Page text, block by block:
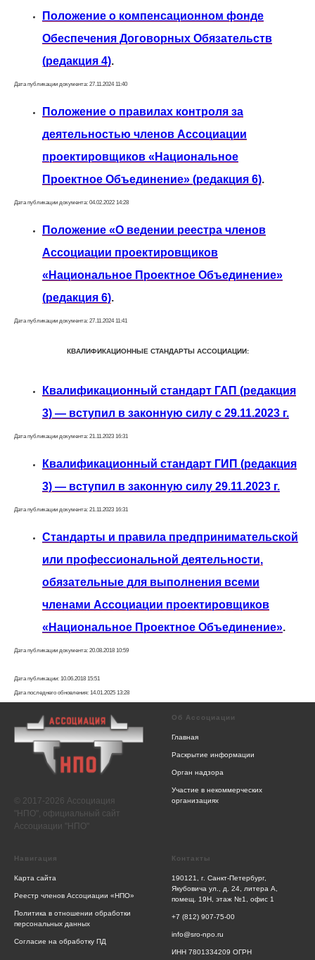
Положение о компенсационном фонде
Обеспечения Договорных Обязательств
(редакция 4).
Дата публикации документа: 27.11.2024 11:40
Положение о правилах контроля за
деятельностью членов Ассоциации
проектировщиков «Национальное
Проектное Объединение» (редакция 6).
Дата публикации документа: 04.02.2022 14:28
Положение «О ведении реестра членов
Ассоциации проектировщиков
«Национальное Проектное Объединение»
(редакция 6).
Дата публикации документа: 27.11.2024 11:41
КВАЛИФИКАЦИОННЫЕ СТАНДАРТЫ АССОЦИАЦИИ:
Квалификационный стандарт ГАП (редакция
3) — вступил в законную силу с 29.11.2023 г.
Дата публикации документа: 21.11.2023 16:31
Квалификационный стандарт ГИП (редакция
3) — вступил в законную силу 29.11.2023 г.
Дата публикации документа: 21.11.2023 16:31
Стандарты и правила предпринимательской
или профессиональной деятельности,
обязательные для выполнения всеми
членами Ассоциации проектировщиков
«Национальное Проектное Объединение».
Дата публикации документа: 20.08.2018 10:59
Дата публикации: 10.06.2018 15:51
Дата последнего обновления: 14.01.2025 13:28
© 2017-2026 Ассоциация
"НПО", официальный сайт
Ассоциации "НПО"
Об Ассоциации
Главная
Раскрытие информации
Орган надзора
Участие в некоммерческих
организациях
Навигация
Карта сайта
Реестр членов Ассоциации «НПО»
Политика в отношении обработки
персональных данных
Согласие на обработку ПД
Контакты
190121, г. Санкт-Петербург,
Якубовича ул., д. 24, литера А,
помещ. 19Н, этаж №1, офис 1
+7 (812) 907-75-00
info@sro-npo.ru
ИНН 7801334209 ОГРН